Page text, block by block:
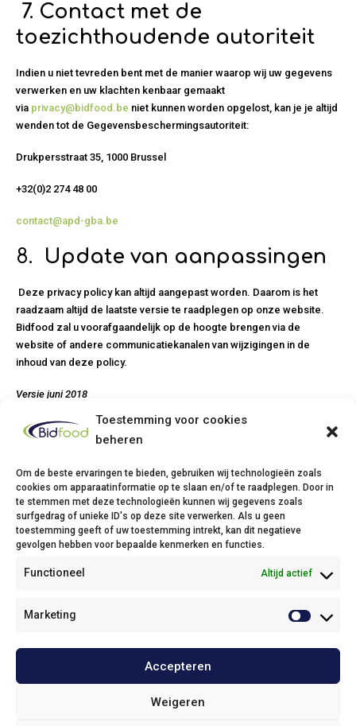
Toestemming voor cookies
beheren
Om de beste ervaringen te bieden, gebruiken wij technologieën zoals
cookies om apparaatinformatie op te slaan en/of te raadplegen. Door in
te stemmen met deze technologieën kunnen wij gegevens zoals
surfgedrag of unieke ID's op deze site verwerken. Als u geen
toestemming geeft of uw toestemming intrekt, kan dit negatieve
gevolgen hebben voor bepaalde kenmerken en functies.
Functioneel Altijd actief
Marketing
Accepteren
Weigeren
7. Contact met de
toezichthoudende autoriteit
Indien u niet tevreden bent met de manier waarop wij uw gegevens
verwerken en uw klachten kenbaar gemaakt
via privacy@bidfood.be niet kunnen worden opgelost, kan je je altijd
wenden tot de Gegevensbeschermingsautoriteit:
Drukpersstraat 35, 1000 Brussel
+32(0)2 274 48 00
contact@apd-gba.be
8. Update van aanpassingen
Deze privacy policy kan altijd aangepast worden. Daarom is het
raadzaam altijd de laatste versie te raadplegen op onze website.
Bidfood zal u voorafgaandelijk op de hoogte brengen via de
website of andere communicatiekanalen van wijzigingen in de
inhoud van deze policy.
Versie juni 2018
Bidfood Thuin
Avenue Deli XL, 1
Phone: +32(0)71/25 68 11
Email:info@bidfood.be
Onze policies / Nos politiques